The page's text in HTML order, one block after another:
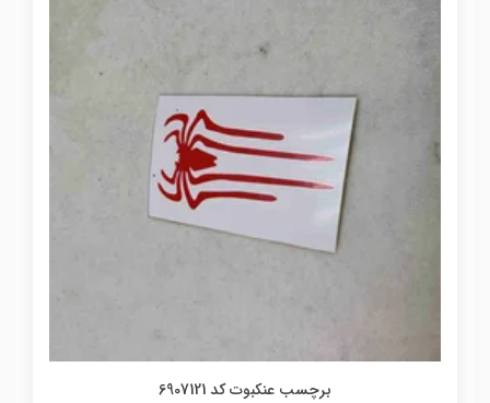
برچسب عنکبوت کد 6907121